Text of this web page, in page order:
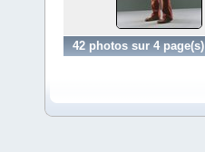
42 photos sur 4 page(s)